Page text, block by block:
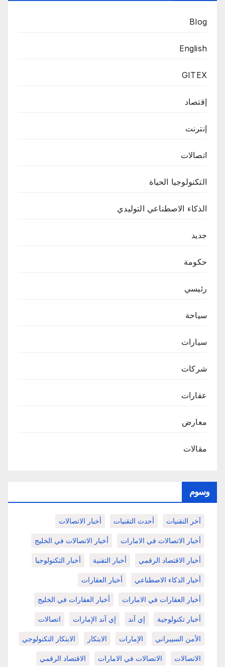
Blog
English
GITEX
إقتصاد
إنترنت
اتصالات
التكنولوجيا الحياة
الذكاء الاصطناعي التوليدي
جديد
حكومة
رئيسي
سياحة
سيارات
شركات
عقارات
معارض
مقالات
وسوم
آخر التقنيات أحدث التقنيات أخبار الاتصالات
أخبار الاتصالات في الامارات أخبار الاتصالات في الخليج
أخبار الاقتصاد الرقمي أخبار التقنية أخبار التكنولوجيا
أخبار الذكاء الاصطناعي أخبار العقارات
أخبار العقارات في الامارات أخبار العقارات في الخليج
أخبار تكنولوجية إي آند إي آند الإمارات اتصالات
الأمن السيبراني الإمارات الابتكار الابتكار التكنولوجي
الاتصالات الاتصالات في الامارات الاقتصاد الرقمي